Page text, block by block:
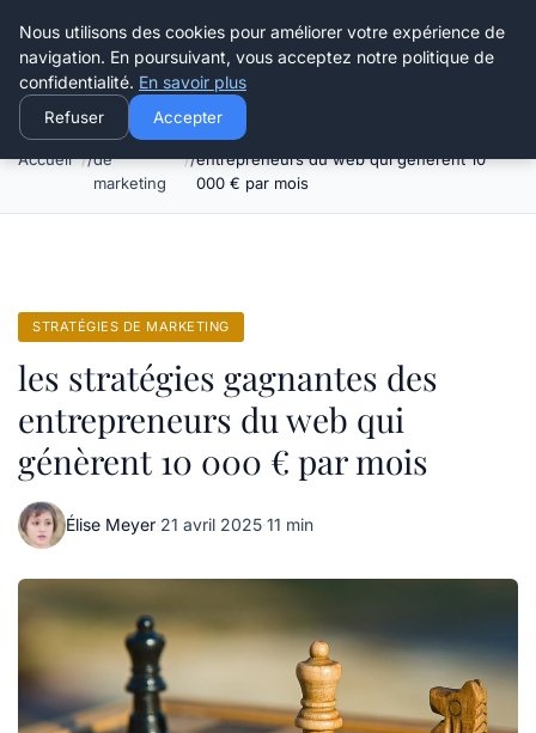
Henry Panky
Accueil
Stratégies
de
marketing
les stratégies gagnantes des
entrepreneurs du web qui génèrent 10
000 € par mois
STRATÉGIES DE MARKETING
les stratégies gagnantes des
entrepreneurs du web qui
génèrent 10 000 € par mois
Élise Meyer·21 avril 2025·11 min
Nous utilisons des cookies pour améliorer votre expérience de
navigation. En poursuivant, vous acceptez notre politique de
confidentialité. En savoir plus
Refuser Accepter